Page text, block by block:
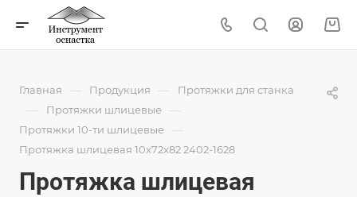
Главная — Продукция — Протяжки для станка
— Протяжки шлицевые —
Протяжки 10-ти шлицевые —
Протяжка шлицевая 10x72x82 2402-1628
Протяжка шлицевая